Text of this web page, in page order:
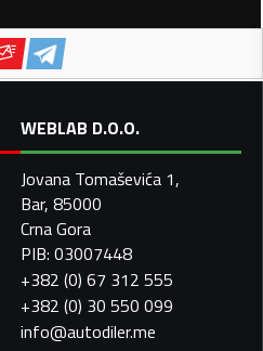
WEBLAB D.O.O.
Jovana Tomaševića 1,
Bar, 85000
Crna Gora
PIB: 03007448
+382 (0) 67 312 555
+382 (0) 30 550 099
info@autodiler.me